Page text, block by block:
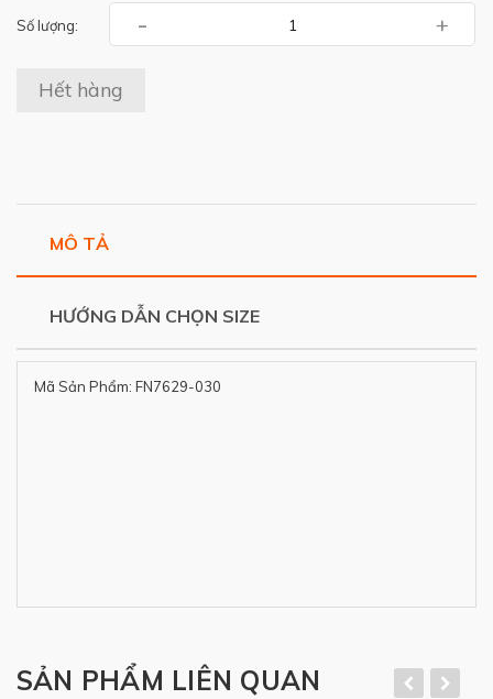
Số lượng: - +
Hết hàng
MÔ TẢ
HƯỚNG DẪN CHỌN SIZE
Mã Sản Phẩm: FN7629-030
SẢN PHẨM LIÊN QUAN